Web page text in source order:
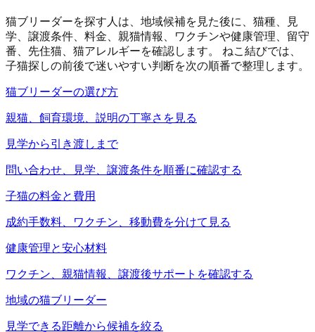
猫ブリーダーを探す人は、地域候補を見た後に、猫種、見
学、譲渡条件、料金、親猫情報、ワクチンや健康管理、留守
番、先住猫、猫アレルギーを確認します。 ねこ結びでは、
子猫探しの前後で迷いやすい判断を次の順番で整理します。
猫ブリーダーの選び方
親猫、飼育環境、説明の丁寧さを見る
見学から引き渡しまで
問い合わせ、見学、譲渡条件を順番に確認する
子猫の料金と費用
成約手数料、ワクチン、移動費を分けて見る
健康管理と安心材料
ワクチン、親猫情報、譲渡後サポートを確認する
地域の猫ブリーダー
見学できる距離から候補を絞る